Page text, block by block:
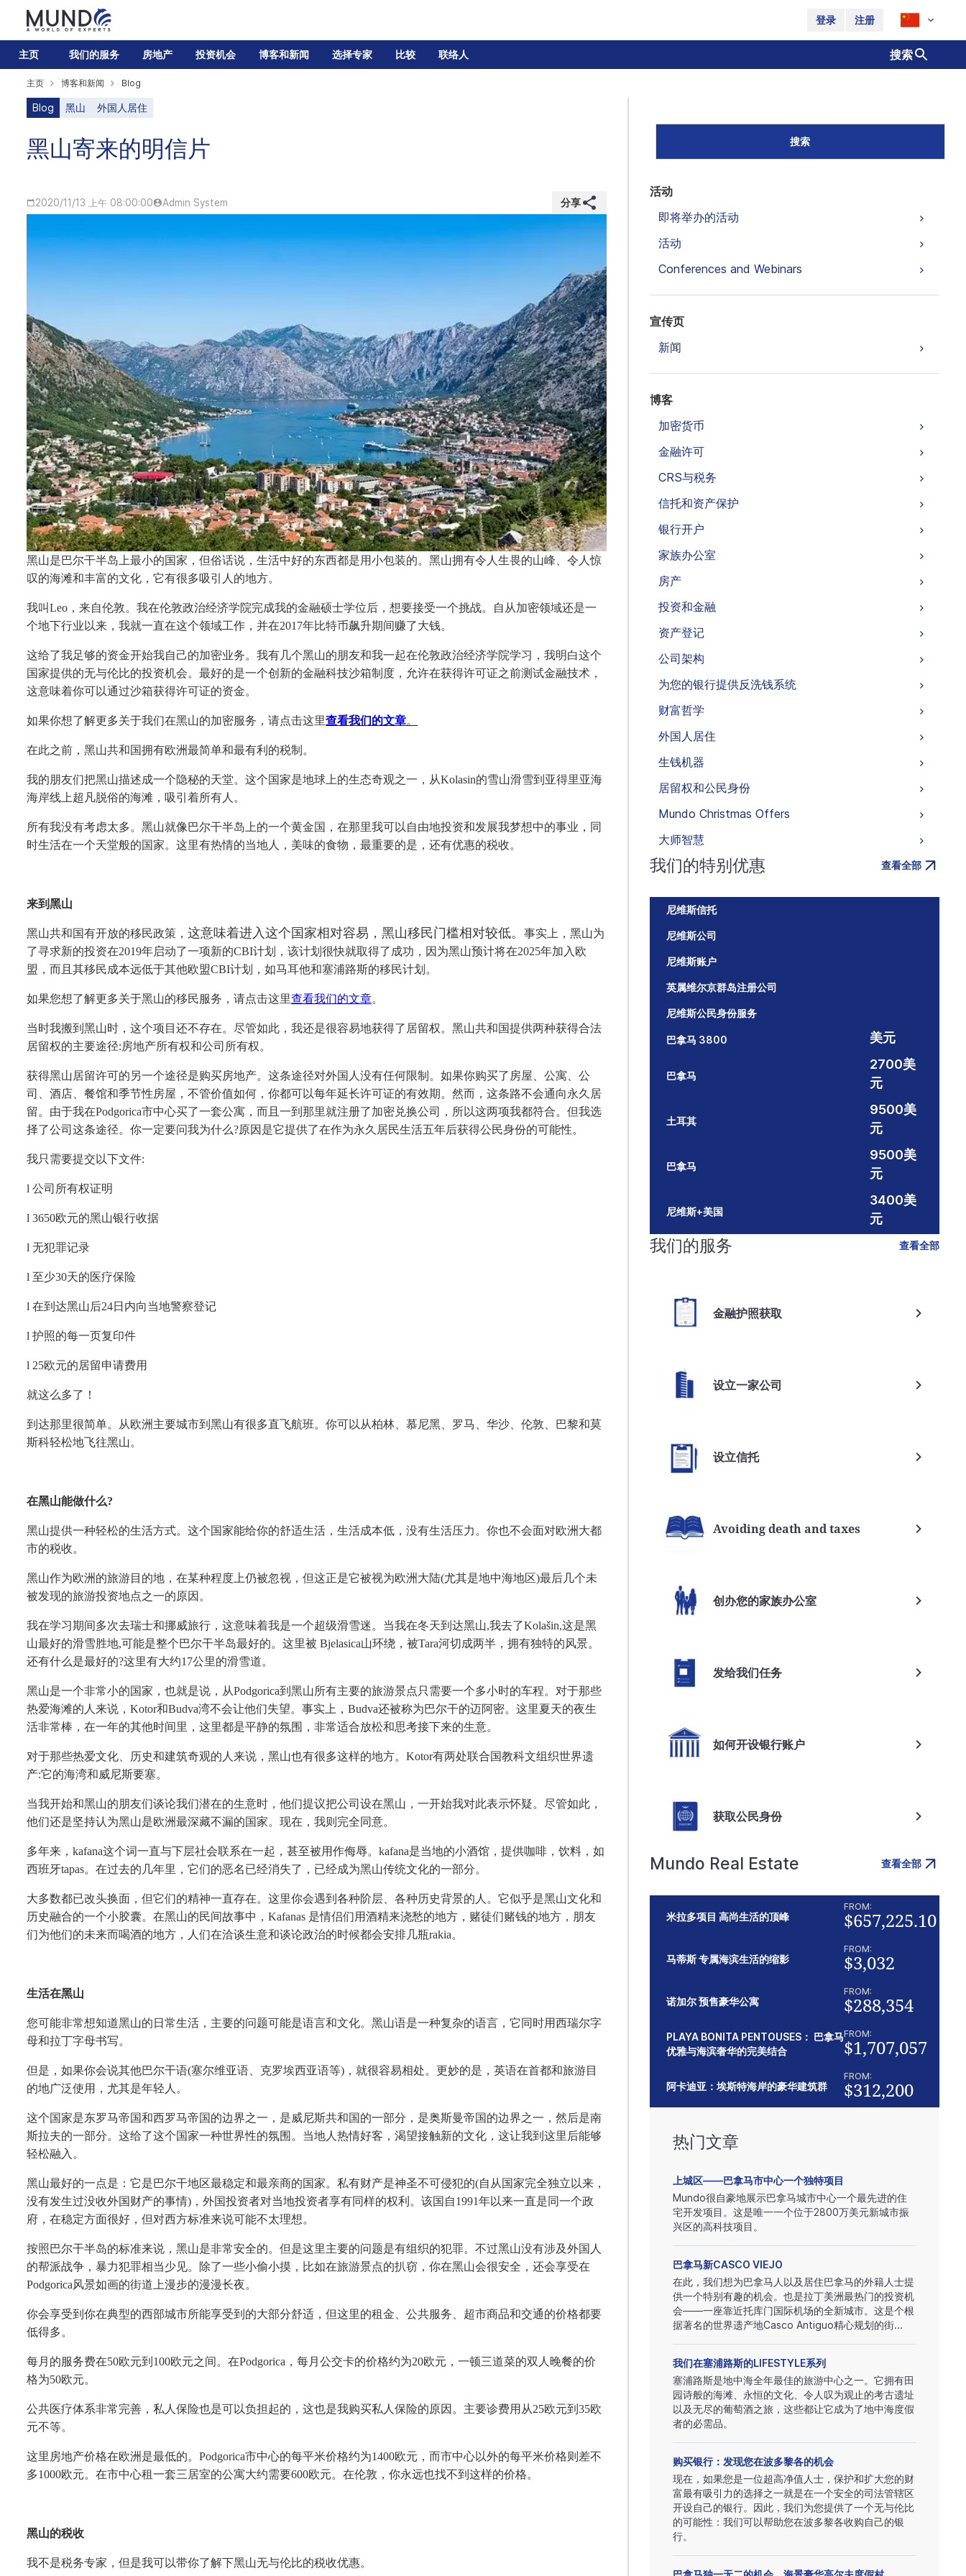
登录 注册
主页 我们的服务 房地产 投资机会 博客和新闻 选择专家 比较 联络人 搜索
主页 博客和新闻 Blog
Blog 黑山 外国人居住
黑山寄来的明信片
2020/11/13 上午 08:00:00 Admin System 分享
黑山是巴尔干半岛上最小的国家，但俗话说，生活中好的东西都是用小包装的。黑山拥有令人生畏的山峰、令人惊
叹的海滩和丰富的文化，它有很多吸引人的地方。
我叫Leo，来自伦敦。我在伦敦政治经济学院完成我的金融硕士学位后，想要接受一个挑战。自从加密领域还是一
个地下行业以来，我就一直在这个领域工作，并在2017年比特币飙升期间赚了大钱。
这给了我足够的资金开始我自己的加密业务。我有几个黑山的朋友和我一起在伦敦政治经济学院学习，我明白这个
国家提供的无与伦比的投资机会。最好的是一个创新的金融科技沙箱制度，允许在获得许可证之前测试金融技术，
这意味着你可以通过沙箱获得许可证的资金。
如果你想了解更多关于我们在黑山的加密服务，请点击这里查看我们的文章。
在此之前，黑山共和国拥有欧洲最简单和最有利的税制。
我的朋友们把黑山描述成一个隐秘的天堂。这个国家是地球上的生态奇观之一，从Kolasin的雪山滑雪到亚得里亚海
海岸线上超凡脱俗的海滩，吸引着所有人。
所有我没有考虑太多。黑山就像巴尔干半岛上的一个黄金国，在那里我可以自由地投资和发展我梦想中的事业，同
时生活在一个天堂般的国家。这里有热情的当地人，美味的食物，最重要的是，还有优惠的税收。
来到黑山
黑山共和国有开放的移民政策， 这意味着进入这个国家相对容易，黑山移民门槛相对较低。 事实上，黑山为
了寻求新的投资在2019年启动了一项新的CBI计划，该计划很快就取得了成功，因为黑山预计将在2025年加入欧
盟，而且其移民成本远低于其他欧盟CBI计划，如马耳他和塞浦路斯的移民计划。
如果您想了解更多关于黑山的移民服务，请点击这里查看我们的文章。
当时我搬到黑山时，这个项目还不存在。尽管如此，我还是很容易地获得了居留权。黑山共和国提供两种获得合法
居留权的主要途径:房地产所有权和公司所有权。
获得黑山居留许可的另一个途径是购买房地产。这条途径对外国人没有任何限制。如果你购买了房屋、公寓、公
司、酒店、餐馆和季节性房屋，不管价值如何，你都可以每年延长许可证的有效期。然而，这条路不会通向永久居
留。由于我在Podgorica市中心买了一套公寓，而且一到那里就注册了加密兑换公司，所以这两项我都符合。但我选
择了公司这条途径。你一定要问我为什么?原因是它提供了在作为永久居民生活五年后获得公民身份的可能性。
我只需要提交以下文件:
l 公司所有权证明
l 3650欧元的黑山银行收据
l 无犯罪记录
l 至少30天的医疗保险
l 在到达黑山后24日内向当地警察登记
l 护照的每一页复印件
l 25欧元的居留申请费用
就这么多了！
到达那里很简单。从欧洲主要城市到黑山有很多直飞航班。你可以从柏林、慕尼黑、罗马、华沙、伦敦、巴黎和莫
斯科轻松地飞往黑山。
在黑山能做什么?
黑山提供一种轻松的生活方式。这个国家能给你的舒适生活，生活成本低，没有生活压力。你也不会面对欧洲大都
市的税收。
黑山作为欧洲的旅游目的地，在某种程度上仍被忽视，但这正是它被视为欧洲大陆(尤其是地中海地区)最后几个未
被发现的旅游投资地点之一的原因。
我在学习期间多次去瑞士和挪威旅行，这意味着我是一个超级滑雪迷。当我在冬天到达黑山,我去了Kolašin,这是黑
山最好的滑雪胜地,可能是整个巴尔干半岛最好的。这里被 Bjelasica山环绕，被Tara河切成两半，拥有独特的风景。
还有什么是最好的?这里有大约17公里的滑雪道。
黑山是一个非常小的国家，也就是说，从Podgorica到黑山所有主要的旅游景点只需要一个多小时的车程。对于那些
热爱海滩的人来说，Kotor和Budva湾不会让他们失望。事实上，Budva还被称为巴尔干的迈阿密。这里夏天的夜生
活非常棒，在一年的其他时间里，这里都是平静的氛围，非常适合放松和思考接下来的生意。
对于那些热爱文化、历史和建筑奇观的人来说，黑山也有很多这样的地方。 Kotor有两处联合国教科文组织世界遗
产:它的海湾和威尼斯要塞。
当我开始和黑山的朋友们谈论我们潜在的生意时，他们提议把公司设在黑山，一开始我对此表示怀疑。尽管如此，
他们还是坚持认为黑山是欧洲最深藏不漏的国家。现在，我则完全同意。
多年来， kafana这个词一直与下层社会联系在一起，甚至被用作侮辱。kafana是当地的小酒馆，提供咖啡，饮料，如
西班牙tapas。在过去的几年里，它们的恶名已经消失了，已经成为黑山传统文化的一部分。
大多数都已改头换面，但它们的精神一直存在。这里你会遇到各种阶层、各种历史背景的人。它似乎是黑山文化和
历史融合的一个小胶囊。在黑山的民间故事中， Kafanas 是情侣们用酒精来浇愁的地方，赌徒们赌钱的地方，朋友
们为他们的未来而喝酒的地方，人们在洽谈生意和谈论政治的时候都会安排几瓶rakia。
生活在黑山
您可能非常想知道黑山的日常生活，主要的问题可能是语言和文化。黑山语是一种复杂的语言，它同时用西瑞尔字
母和拉丁字母书写。
但是，如果你会说其他巴尔干语(塞尔维亚语、克罗埃西亚语等)，就很容易相处。更妙的是，英语在首都和旅游目
的地广泛使用，尤其是年轻人。
这个国家是东罗马帝国和西罗马帝国的边界之一，是威尼斯共和国的一部分，是奥斯曼帝国的边界之一，然后是南
斯拉夫的一部分。这给了这个国家一种世界性的氛围。当地人热情好客，渴望接触新的文化，这让我到这里后能够
轻松融入。
黑山最好的一点是：它是巴尔干地区最稳定和最亲商的国家。私有财产是神圣不可侵犯的(自从国家完全独立以来，
没有发生过没收外国财产的事情)，外国投资者对当地投资者享有同样的权利。该国自1991年以来一直是同一个政
府，在稳定方面很好，但对西方标准来说可能不太理想。
按照巴尔干半岛的标准来说，黑山是非常安全的。但是这里主要的问题是有组织的犯罪。不过黑山没有涉及外国人
的帮派战争，暴力犯罪相当少见。除了一些小偷小摸，比如在旅游景点的扒窃，你在黑山会很安全，还会享受在
Podgorica风景如画的街道上漫步的漫漫长夜。
你会享受到你在典型的西部城市所能享受到的大部分舒适，但这里的租金、公共服务、超市商品和交通的价格都要
低得多。
每月的服务费在50欧元到100欧元之间。在Podgorica，每月公交卡的价格约为20欧元，一顿三道菜的双人晚餐的价
格为50欧元。
公共医疗体系非常完善，私人保险也是可以负担起的，这也是我购买私人保险的原因。主要诊费用从25欧元到35欧
元不等。
这里房地产价格在欧洲是最低的。 Podgorica市中心的每平米价格约为1400欧元，而市中心以外的每平米价格则差不
多1000欧元。在市中心租一套三居室的公寓大约需要600欧元。在伦敦，你永远也找不到这样的价格。
黑山的税收
我不是税务专家，但是我可以带你了解下黑山无与伦比的税收优惠。
搜索
活动
即将举办的活动
活动
Conferences and Webinars
宣传页
新闻
博客
加密货币
金融许可
CRS与税务
信托和资产保护
银行开户
家族办公室
房产
投资和金融
资产登记
公司架构
为您的银行提供反洗钱系统
财富哲学
外国人居住
生钱机器
居留权和公民身份
Mundo Christmas Offers
大师智慧
我们的特别优惠 查看全部
尼维斯信托
尼维斯公司
尼维斯账户
英属维尔京群岛注册公司
尼维斯公民身份服务
巴拿马 3800 美元
巴拿马
2700美
元
土耳其
9500美
元
巴拿马
9500美
元
尼维斯+美国
3400美
元
我们的服务 查看全部
金融护照获取
设立一家公司
设立信托
Avoiding death and taxes
创办您的家族办公室
发给我们任务
如何开设银行账户
获取公民身份
Mundo Real Estate 查看全部
米拉多项目 高尚生活的顶峰
FROM:
$657,225.10
马蒂斯 专属海滨生活的缩影
FROM:
$3,032
诺加尔 预售豪华公寓
FROM:
$288,354
PLAYA BONITA PENTOUSES： 巴拿马
优雅与海滨奢华的完美结合
FROM:
$1,707,057
阿卡迪亚：埃斯特海岸的豪华建筑群
FROM:
$312,200
热门文章
上城区——巴拿马市中心一个独特项目
Mundo很自豪地展示巴拿马城市中心一个最先进的住
宅开发项目。这是唯一一个位于2800万美元新城市振
兴区的高科技项目。
巴拿马新CASCO VIEJO
在此，我们想为巴拿马人以及居住巴拿马的外籍人士提
供一个特别有趣的机会。也是拉丁美洲最热门的投资机
会——一座靠近托库门国际机场的全新城市。这是个根
据著名的世界遗产地Casco Antiguo精心规划的街...
我们在塞浦路斯的LIFESTYLE系列
塞浦路斯是地中海全年最佳的旅游中心之一。它拥有田
园诗般的海滩、永恒的文化、令人叹为观止的考古遗址
以及无尽的葡萄酒之旅，这些都让它成为了地中海度假
者的必需品。
购买银行：发现您在波多黎各的机会
现在，如果您是一位超高净值人士，保护和扩大您的财
富最有吸引力的选择之一就是在一个安全的司法管辖区
开设自己的银行。因此，我们为您提供了一个无与伦比
的可能性：我们可以帮助您在波多黎各收购自己的银
行。